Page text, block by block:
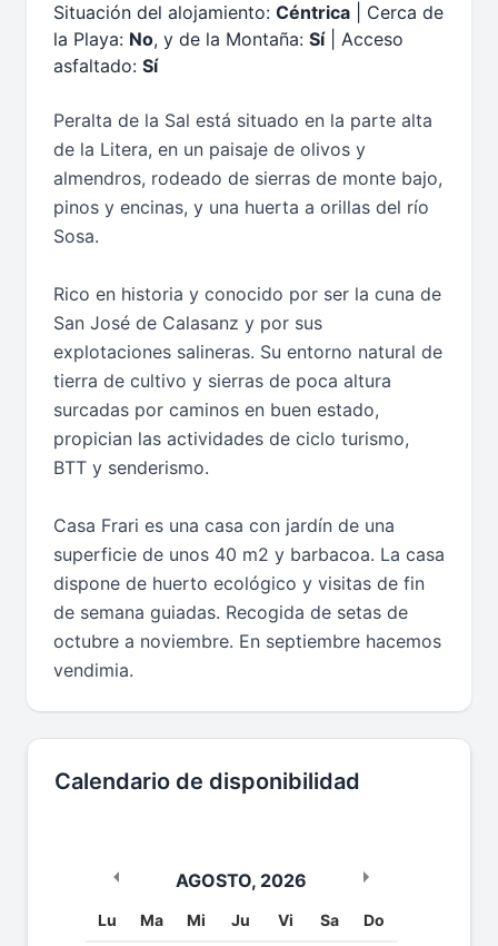
Situación del alojamiento: Céntrica | Cerca de
la Playa: No, y de la Montaña: Sí| Acceso
asfaltado: Sí
Peralta de la Sal está situado en la parte alta
de la Litera, en un paisaje de olivos y
almendros, rodeado de sierras de monte bajo,
pinos y encinas, y una huerta a orillas del río
Sosa.
Rico en historia y conocido por ser la cuna de
San José de Calasanz y por sus
explotaciones salineras. Su entorno natural de
tierra de cultivo y sierras de poca altura
surcadas por caminos en buen estado,
propician las actividades de ciclo turismo,
BTT y senderismo.
Casa Frari es una casa con jardín de una
superficie de unos 40 m2 y barbacoa. La casa
dispone de huerto ecológico y visitas de fin
de semana guiadas. Recogida de setas de
octubre a noviembre. En septiembre hacemos
vendimia.
Calendario de disponibilidad
AGOSTO, 2026
Lu Ma Mi Ju Vi Sa Do